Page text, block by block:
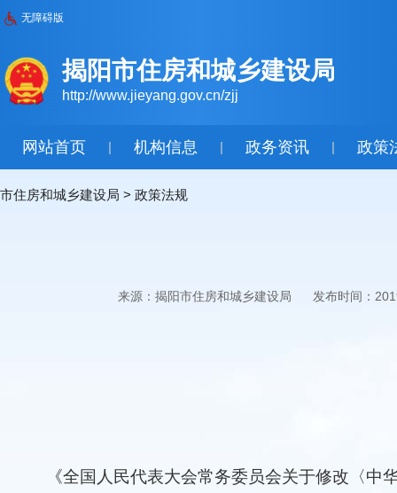
无障碍版
揭阳市住房和城乡建设局
http://www.jieyang.gov.cn/zjj
网站首页 | 机构信息 | 政务资讯 | 政策
市住房和城乡建设局 > 政策法规
来源：揭阳市住房和城乡建设局 发布时间：
《全国人民代表大会常务委员会关于修改〈